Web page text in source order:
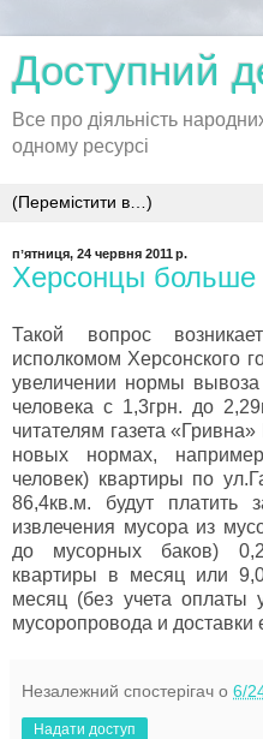
Доступний
Все про діяльність
одному ресурсі
пʼятниця, 24 червня 2011 р.
Херсонцы больше
Такой вопрос
исполкомом Херсонского
увеличении нормы
человека с 1,3грн. до
читателям газета
новых нормах,
человек) квартиры по
86,4кв.м. будут платить
извлечения мусора из
до мусорных баков)
квартиры в месяц или
месяц (без учета оплаты
мусоропровода и доставки
Незалежний спостерігач о 6/
Надати доступ